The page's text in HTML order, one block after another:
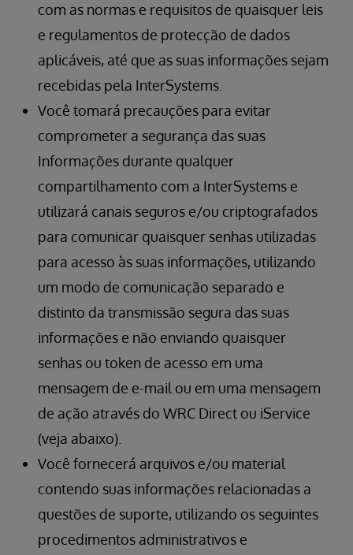
com as normas e requisitos de quaisquer leis
e regulamentos de protecção de dados
aplicáveis, até que as suas informações sejam
recebidas pela InterSystems.
Você tomará precauções para evitar
comprometer a segurança das suas
Informações durante qualquer
compartilhamento com a InterSystems e
utilizará canais seguros e/ou criptografados
para comunicar quaisquer senhas utilizadas
para acesso às suas informações, utilizando
um modo de comunicação separado e
distinto da transmissão segura das suas
informações e não enviando quaisquer
senhas ou token de acesso em uma
mensagem de e-mail ou em uma mensagem
de ação através do WRC Direct ou iService
(veja abaixo).
Você fornecerá arquivos e/ou material
contendo suas informações relacionadas a
questões de suporte, utilizando os seguintes
procedimentos administrativos e